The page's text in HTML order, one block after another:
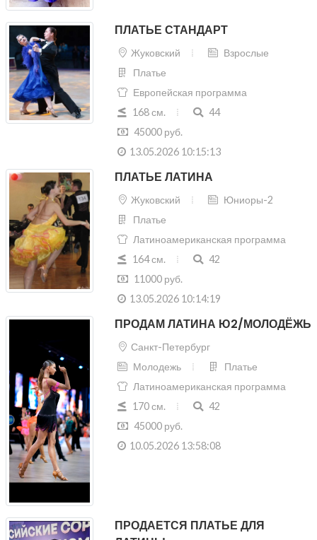
ПЛАТЬЕ СТАНДАРТ
Жуковский
Взрослые
Платье
Европейская программа
168 см.
44
45000 руб.
13.05.2026 10:15:13
ПЛАТЬЕ ЛАТИНА
Жуковский
Юниоры-2
Платье
Латиноамериканская программа
164 см.
42
11000 руб.
13.05.2026 10:14:19
ПРОДАМ ЛАТИНА Ю2/МОЛОДЁЖЬ
Санкт-Петербург
Молодежь
Платье
Латиноамериканская программа
170 см.
42
45000 руб.
10.05.2026 13:58:08
ПРОДАЕТСЯ ПЛАТЬЕ ДЛЯ